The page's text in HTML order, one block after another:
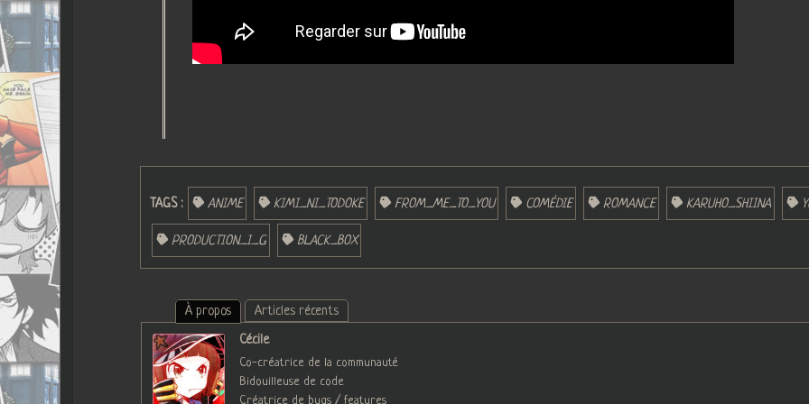
TAGS : ANIME KIMI_NI_TODOKE FROM_ME_TO_YOU COMÉDIE ROMANCE KARUHO_SHIINA
PRODUCTION_I_G BLACK_BOX
À propos
Articles récents
Cécile
Co-créatrice de la communauté
Bidouilleuse de code
Créatrice de bugs / features